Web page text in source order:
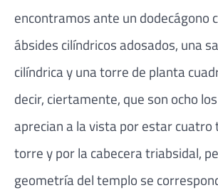
encontramos ante un dodecágono
ábsides cilíndricos adosados, una
cilíndrica y una torre de planta
decir, ciertamente, que son ocho
aprecian a la vista por estar cuatro
torre y por la cabecera triabsidal,
geometría del templo se